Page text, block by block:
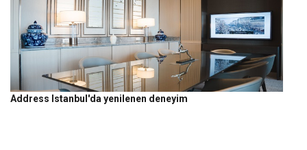
Address Istanbul'da yenilenen deneyim